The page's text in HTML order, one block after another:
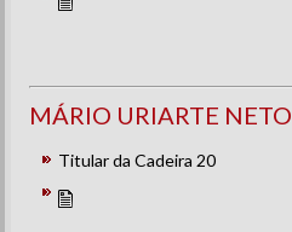
MÁRIO URIARTE NETO
Titular da Cadeira 20